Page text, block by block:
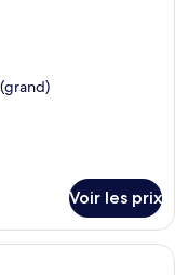
Voir les prix
avec un canapé,